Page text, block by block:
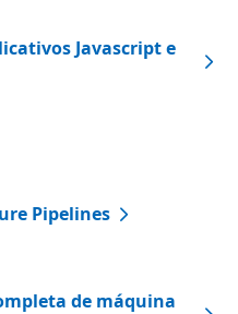
Javascript e
Pipelines
de máquina